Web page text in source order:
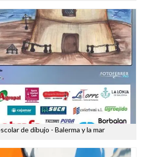
de dibujo - Balerma y la mar